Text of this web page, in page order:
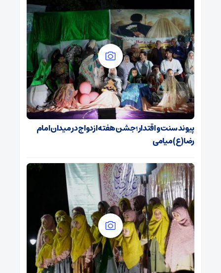
پیوند سنت و اقتدار؛ جشن هفته ازدواج در میدان امام
رضا(ع) میامی